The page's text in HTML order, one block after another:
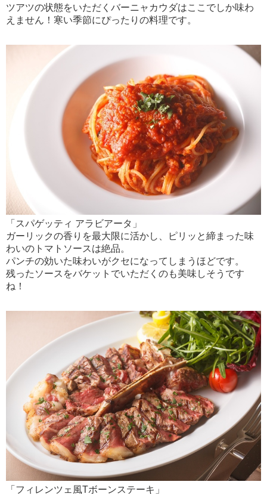
ツアツの状態をいただくバーニャカウダはここでしか味わ
えません！寒い季節にぴったりの料理です。
「スパゲッティ アラビアータ」
ガーリックの香りを最大限に活かし、ピリッと締まった味
わいのトマトソースは絶品。
パンチの効いた味わいがクセになってしまうほどです。
残ったソースをバケットでいただくのも美味しそうです
ね！
「フィレンツェ風Tボーンステーキ」